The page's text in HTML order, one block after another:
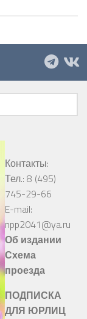
Контакты:
Тел.: 8 (495)
745-29-66
E-mail:
npp2041@ya.ru
Об издании
Схема
проезда
ПОДПИСКА
ДЛЯ ЮРЛИЦ